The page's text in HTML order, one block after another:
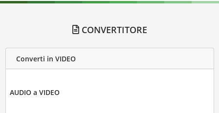
CONVERTITORE
Converti in VIDEO
AUDIO a VIDEO